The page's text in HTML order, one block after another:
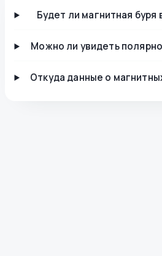
Будет ли магнитная буря
Можно ли увидеть
Откуда данные о